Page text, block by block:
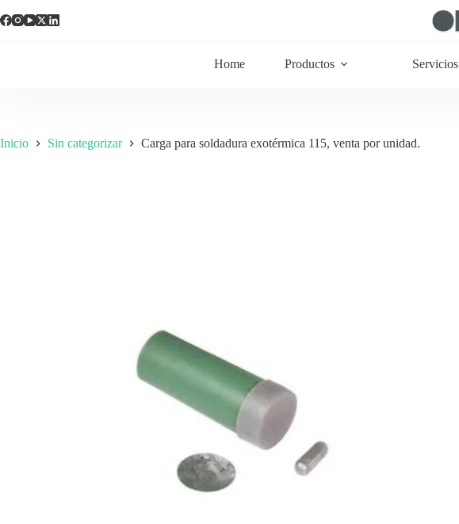
Home Productos Servicios
Inicio Sin categorizar Carga para soldadura exotérmica 115, venta por unidad.